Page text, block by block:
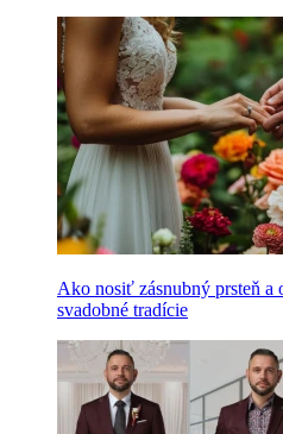
Ako nosiť zásnubný prsteň a
svadobné tradície